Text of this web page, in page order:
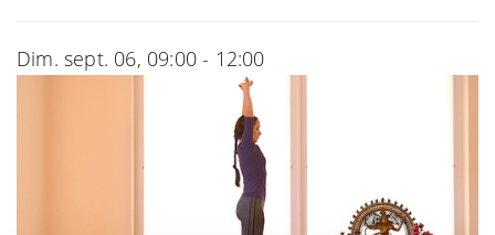
Dim. sept. 06, 09:00 - 12:00